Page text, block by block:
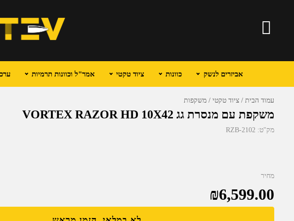
אביזרים לנשק כוונות ציוד טקטי אמר"ל וכוונות תרמיות
עמוד הבית ציוד טקטי משקפות
משקפת עם מנסרת גג VORTEX RAZOR HD 10X42
מק"ט: RZB-2102
מחיר
₪6,599.00